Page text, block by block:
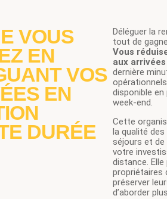
VOUS
EN
VOS
EN
DURÉE
Déléguer la
tout de
Vous
aux
dernière
disponible
week-end.
Cette
la qualité
séjours et de
votre
distance.
propriétaires
préserver
d’aborder